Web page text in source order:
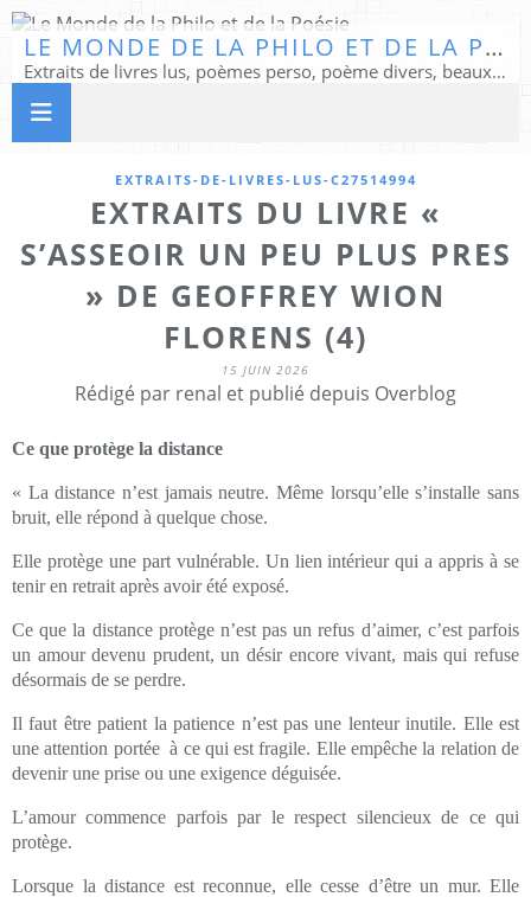
LE MONDE DE LA PHILO ET DE LA POÉSIE
Extraits de livres lus, poèmes perso, poème divers, beaux textes...
EXTRAITS-DE-LIVRES-LUS-C27514994
EXTRAITS DU LIVRE «
S’ASSEOIR UN PEU PLUS PRES
» DE GEOFFREY WION
FLORENS (4)
15 JUIN 2026
Rédigé par renal et publié depuis Overblog
Ce que protège la distance
« La distance n’est jamais neutre. Même lorsqu’elle s’installe sans
bruit, elle répond à quelque chose.
Elle protège une part vulnérable. Un lien intérieur qui a appris à se
tenir en retrait après avoir été exposé.
Ce que la distance protège n’est pas un refus d’aimer, c’est parfois
un amour devenu prudent, un désir encore vivant, mais qui refuse
désormais de se perdre.
Il faut être patient la patience n’est pas une lenteur inutile. Elle est
une attention portée à ce qui est fragile. Elle empêche la relation de
devenir une prise ou une exigence déguisée.
L’amour commence parfois par le respect silencieux de ce qui
protège.
Lorsque la distance est reconnue, elle cesse d’être un mur. Elle